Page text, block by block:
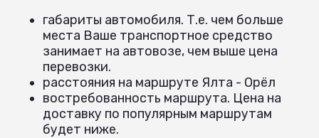
габариты автомобиля. Т.е. чем больше
места Ваше транспортное средство
занимает на автовозе, чем выше цена
перевозки.
расстояния на маршруте Ялта - Орёл
востребованность маршрута. Цена на
доставку по популярным маршрутам
будет ниже.